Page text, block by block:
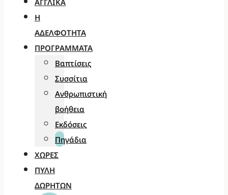
Η
ΑΔΕΛΦΌΤΗΤΑ
ΠΡΟΓΡΆΜΜΑΤΑ
Βαπτίσεις
Συσσίτια
Ανθρωπιστική
βοήθεια
Εκδόσεις
Πηγάδια
ΧΏΡΕΣ
ΠΎΛΗ
ΔΩΡΗΤΏΝ